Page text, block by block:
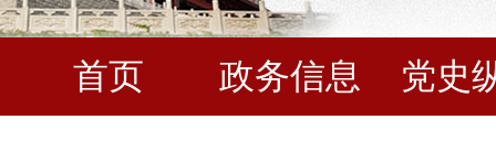
首页 政务信息 党史